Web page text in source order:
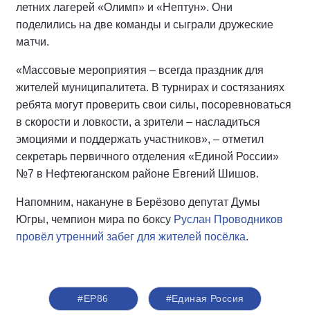
летних лагерей «Олимп» и «Нептун». Они
поделились на две команды и сыграли дружеские
матчи.
«Массовые мероприятия – всегда праздник для
жителей муниципалитета. В турнирах и состязаниях
ребята могут проверить свои силы, посоревноваться
в скорости и ловкости, а зрители – насладиться
эмоциями и поддержать участников», – отметил
секретарь первичного отделения «Единой России»
№7 в Нефтеюганском районе Евгений Шишов.
Напомним, накануне в Берёзово депутат Думы
Югры, чемпион мира по боксу Руслан Проводников
провёл утренний забег для жителей посёлка.
#ЕР86 #Единая Россия